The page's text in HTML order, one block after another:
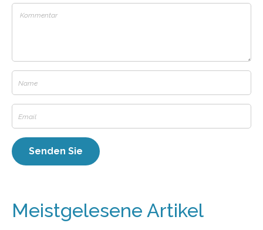
Meistgelesene Artikel